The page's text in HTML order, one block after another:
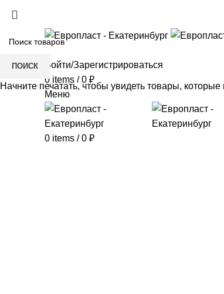
Войти/Зарегистрироваться
0 items / 0 ₽
Меню
0 items / 0 ₽
ПОИСК
Начните печатать, чтобы увидеть товары,